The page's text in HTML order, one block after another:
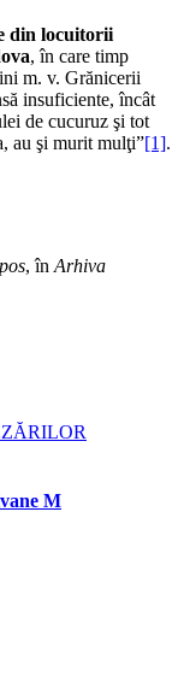
din locuitorii
, în care timp
m. v. Grănicerii
insuficiente, încât
de cucuruz şi tot
au şi murit mulţi”[1].
, în Arhiva
M